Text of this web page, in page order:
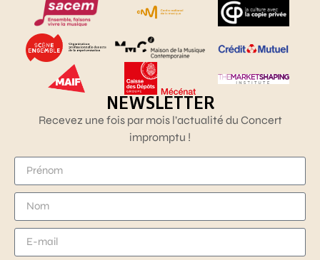
NEWSLETTER
Recevez une fois par mois l’actualité du Concert
impromptu !